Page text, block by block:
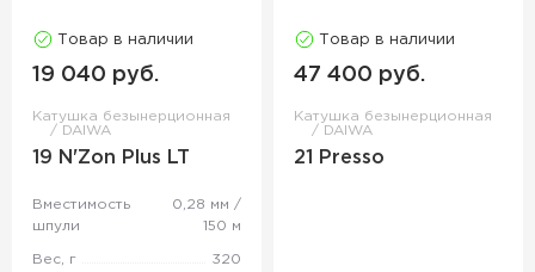
Товар в наличии
19 040 руб.
Катушка безынерционная
DAIWA
19 N'Zon Plus LT
Вместимость
шпули
0,28 мм /
150 м
Вес, г 320
Товар в наличии
47 400 руб.
Катушка безынерционная
DAIWA
21 Presso